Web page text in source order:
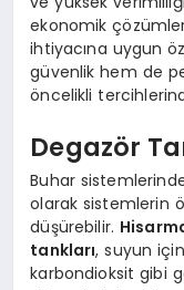
ekonomik
ihtiyacına uygun
güvenlik hem de
öncelikli
Degazör
Buhar
olarak sistemlerin
düşürebilir.
tankları, suyun
karbondioksit gibi